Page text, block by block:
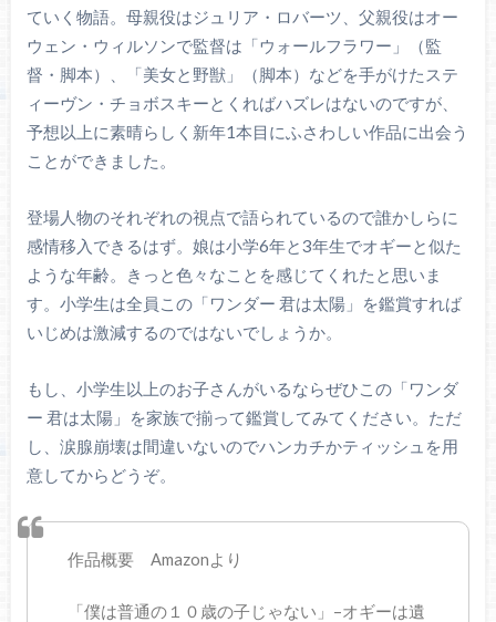
ていく物語。母親役はジュリア・ロバーツ、父親役はオー
ウェン・ウィルソンで監督は「ウォールフラワー」（監
督・脚本）、「美女と野獣」（脚本）などを手がけたステ
ィーヴン・チョボスキーとくればハズレはないのですが、
予想以上に素晴らしく新年1本目にふさわしい作品に出会う
ことができました。
登場人物のそれぞれの視点で語られているので誰かしらに
感情移入できるはず。娘は小学6年と3年生でオギーと似た
ような年齢。きっと色々なことを感じてくれたと思いま
す。小学生は全員この「ワンダー 君は太陽」を鑑賞すれば
いじめは激減するのではないでしょうか。
もし、小学生以上のお子さんがいるならぜひこの「ワンダ
ー 君は太陽」を家族で揃って鑑賞してみてください。ただ
し、涙腺崩壊は間違いないのでハンカチかティッシュを用
意してからどうぞ。
作品概要 Amazonより
「僕は普通の１０歳の子じゃない」–オギーは遺